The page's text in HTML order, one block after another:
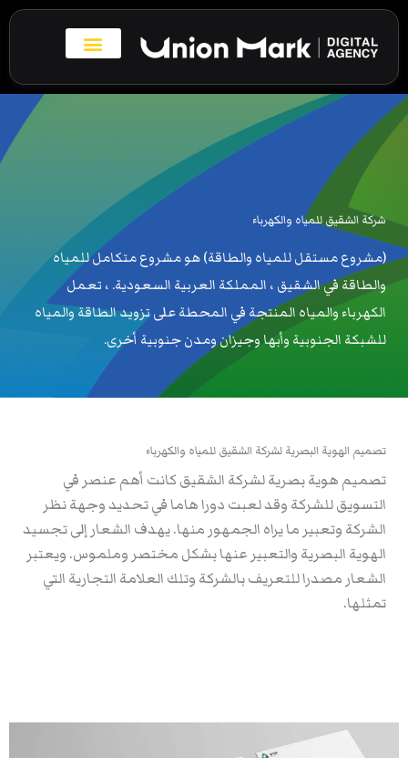
تخطي
المحتوى
شركة الشقيق للمياه والكهرباء
(مشروع مستقل للمياه والطاقة) هو مشروع متكامل للمياه
والطاقة في الشقيق ، المملكة العربية السعودية. ، تعمل
الكهرباء والمياه المنتجة في المحطة على تزويد الطاقة والمياه
للشبكة الجنوبية وأبها وجيزان ومدن جنوبية أخرى.
تصميم الهوية البصرية لشركة الشقيق للمياه والكهرباء
تصميم هوية بصرية لشركة الشقيق كانت أهم عنصر في
التسويق للشركة وقد لعبت دورا هاما في تحديد وجهة نظر
الشركة وتعبير ما يراه الجمهور منها. يهدف الشعار إلى تجسيد
الهوية البصرية والتعبير عنها بشكل مختصر وملموس. ويعتبر
الشعار مصدرا للتعريف بالشركة وتلك العلامة التجارية التي
تمثلها.